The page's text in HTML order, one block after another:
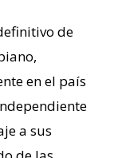
de
en el país
a sus